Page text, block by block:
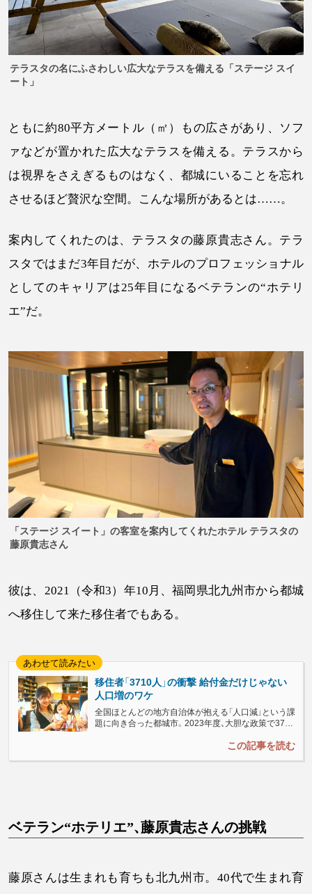
テラスタの名にふさわしい広大なテラスを備える「ステージ スイ
ート」
ともに約80平方メートル（㎡）もの広さがあり、ソフ
ァなどが置かれた広大なテラスを備える。テラスから
は視界をさえぎるものはなく、都城にいることを忘れ
させるほど贅沢な空間。こんな場所があるとは……。
案内してくれたのは、テラスタの藤原貴志さん。テラ
スタではまだ3年目だが、ホテルのプロフェッショナル
としてのキャリアは25年目になるベテランの“ホテリ
エ”だ。
「ステージ スイート」の客室を案内してくれたホテル テラスタの
藤原貴志さん
彼は、2021（令和3）年10月、福岡県北九州市から都城
へ移住して来た移住者でもある。
移住者「3710人」の衝撃 給付金だけじゃない
人口増のワケ
全国ほとんどの地方自治体が抱える「人口減」という課
題に向き合った都城市。2023年度、大胆な政策で3710
応援給付金」のほか、様々な複合要因が13年ぶりの人
ベテラン“ホテリエ”、藤原貴志さんの挑戦
藤原さんは生まれも育ちも北九州市。40代で生まれ育